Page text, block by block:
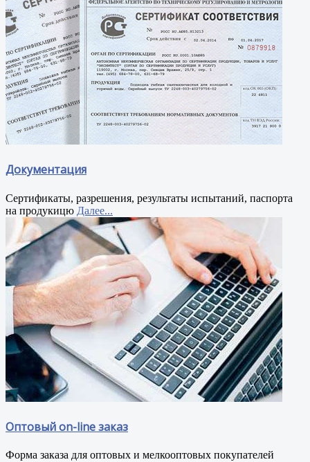
Документация
Сертификаты, разрешения, результаты испытаний, паспорта
на продукицю Далее...
Оптовый on-line заказ
Форма заказа для оптовых и мелкооптовых покупателей